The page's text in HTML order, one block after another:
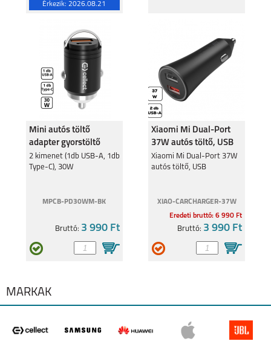
SAMSUNG GALAXY
A27
SAMSUNG GALAXY
SAMSUNG GALAXY
Érkezik:2026.08.21
Mini autós töltő
adapter gyorstöltő
funkcióval 30W
2 kimenet (1db USB-A, 1db
Type-C), 30W
MPCB-PD30WM-BK
Bruttó: 3 990 Ft
Xiaomi Mi Dual-Port
37W autós töltő, USB
Xiaomi Mi Dual-Port 37W
autós töltő, USB
XIAO-CARCHARGER-37W
Eredeti bruttó: 6 990 Ft
Bruttó: 3 990 Ft
MÁRKÁK